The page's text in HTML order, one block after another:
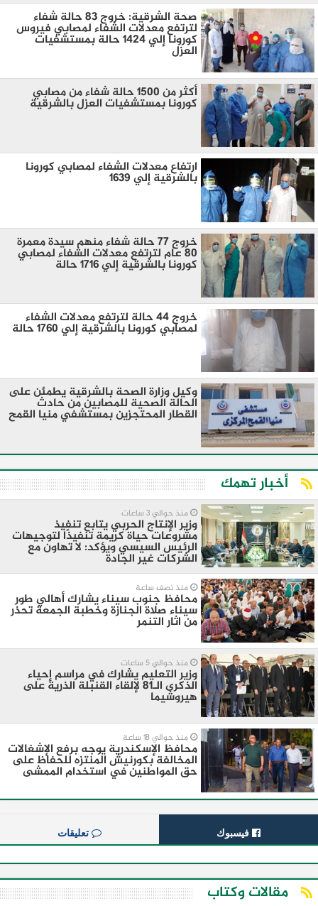
صحة الشرقية: خروج ٨٣ حالة شفاء
لترتفع معدلات الشفاء لمصابي فيروس
كورونا إلي ١٤٢٤ حالة بمستشفيات
العزل
أكثر من ١٥٠٠ حالة شفاء من مصابي
كورونا بمستشفيات العزل بالشرقية
ارتفاع معدلات الشفاء لمصابي كورونا
بالشرقية إلي ١٦٣٩
خروج ٧٧ حالة شفاء منهم سيدة معمرة
٨٠ عام لترتفع معدلات الشفاء لمصابي
كورونا بالشرقية إلي ١٧١٦ حالة
خروج ٤٤ حالة لترتفع معدلات الشفاء
لمصابي كورونا بالشرقية إلي ١٧٦٠ حالة
وكيل وزارة الصحة بالشرقية يطمئن على
الحالة الصحية للمصابين من حادث
القطار المحتجزين بمستشفي منيا القمح
أخبار تهمك
منذ حوالي 3 ساعات
وزير الإنتاج الحربي يتابع تنفيذ
مشروعات حياة كريمة تنفيذًا لتوجيهات
الرئيس السيسي ويؤكد: لا تهاون مع
الشركات غير الجادة
منذ نصف ساعة
محافظ جنوب سيناء يشارك أهالي طور
سيناء صلاة الجنازة وخطبة الجمعة تحذر
من اثار التنمر
منذ حوالي 5 ساعات
وزير التعليم يشارك في مراسم إحياء
الذكرى الـ81 لإلقاء القنبلة الذرية على
هيروشيما
منذ حوالي 18 ساعة
محافظ الإسكندرية يوجه برفع الإشغالات
المخالفة بكورنيش المنتزه للحفاظ على
حق المواطنين في استخدام الممشى
فيسبوك تعليقات
مقالات وكتاب